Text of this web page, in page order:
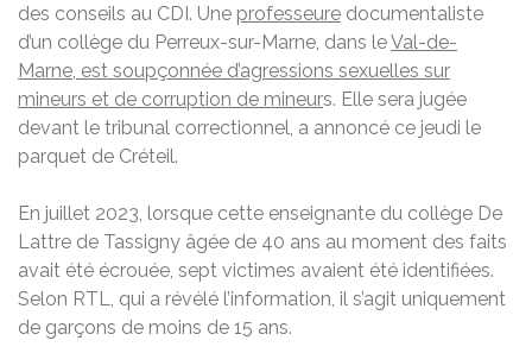
des conseils au CDI. Une professeure documentaliste
d’un collège du Perreux-sur-Marne, dans leVal-de-
Marne, est soupçonnée d’agressions sexuelles sur
mineurs et de corruption de mineurs. Elle sera jugée
devant le tribunal correctionnel, a annoncé ce jeudi le
parquet de Créteil.
En juillet 2023, lorsque cette enseignante du collège De
Lattre de Tassigny âgée de 40 ans au moment des faits
avait été écrouée, sept victimes avaient été identifiées.
Selon RTL, qui a révélé l’information, il s’agit uniquement
de garçons de moins de 15 ans.